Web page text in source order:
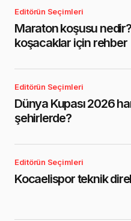
Editörün Seçimleri
Maraton koşusu
koşacaklar için rehber
Editörün Seçimleri
Dünya Kupası 2026
şehirlerde?
Editörün Seçimleri
Kocaelispor teknik